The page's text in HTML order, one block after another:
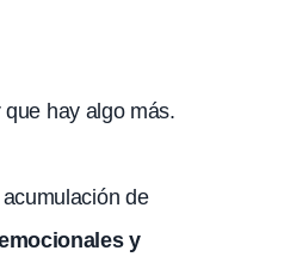
hay algo más.
de
y